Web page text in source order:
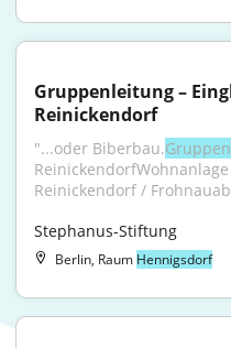
Gruppenleitung –
Reinickendorf
"...oder Biberbau.
Reinickendorf /
Stephanus-Stiftung
Berlin, Raum Hennigsdorf